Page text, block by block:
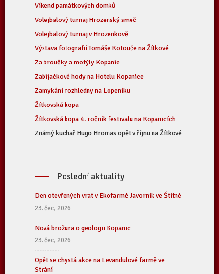
Víkend památkových domků
Volejbalový turnaj Hrozenský smeč
Volejbalový turnaj v Hrozenkově
Výstava fotografií Tomáše Kotouče na Žítkové
Za broučky a motýly Kopanic
Zabijačkové hody na Hotelu Kopanice
Zamykání rozhledny na Lopeníku
Žítkovská kopa
Žítkovská kopa 4. ročník festivalu na Kopanicích
Známý kuchař Hugo Hromas opět v říjnu na Žítkové
Poslední aktuality
Den otevřených vrat v Ekofarmě Javorník ve Štítné
23. čec, 2026
Nová brožura o geologii Kopanic
23. čec, 2026
Opět se chystá akce na Levandulové farmě ve
Strání